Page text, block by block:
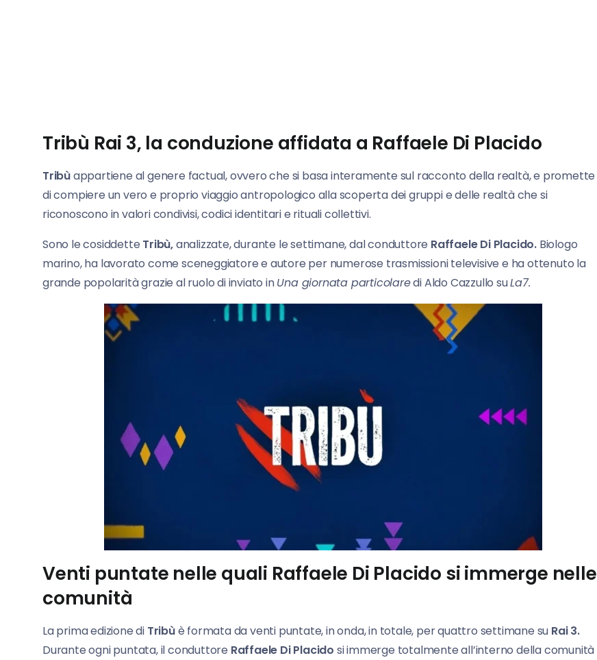
Tribù Rai 3, la conduzione affidata a Raffaele Di Placido
Tribùappartiene al genere factual, ovvero che si basa interamente sul racconto della realtà, e promette
di compiere un vero e proprio viaggio antropologico alla scoperta dei gruppi e delle realtà che si
riconoscono in valori condivisi, codici identitari e rituali collettivi.
Sono le cosiddette Tribù,analizzate, durante le settimane, dal conduttore Raffaele Di Placido. Biologo
marino, ha lavorato come sceneggiatore e autore per numerose trasmissioni televisive e ha ottenuto la
grande popolarità grazie al ruolo di inviato inUna giornata particolaredi Aldo Cazzullo suLa7.
Venti puntate nelle quali Raffaele Di Placido si immerge nelle
comunità
La prima edizione di Tribùè formata da venti puntate, in onda, in totale, per quattro settimane su Rai 3.
Durante ogni puntata, il conduttore Raffaele DiPlacido si immerge totalmente all’interno della comunità